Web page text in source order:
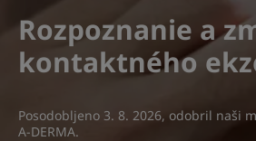
Rozpoznanie a
kontaktného
Posodobljeno 3. 8. 2026, odobril naši
A-DERMA.